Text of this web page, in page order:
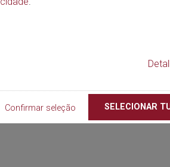
Confirmar seleção SELECIONAR